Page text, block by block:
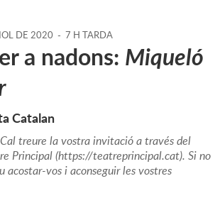
DE 2020 - 7 H TARDA
a nadons: Miqueló
Catalan
treure la vostra invitació a través del
Principal (https://teatreprincipal.cat). Si no
acostar-vos i aconseguir les vostres